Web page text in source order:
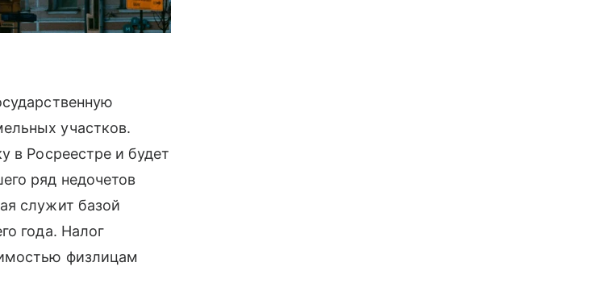
участков.
в Росреестре и будет
ряд недочетов
служит базой
года. Налог
физлицам